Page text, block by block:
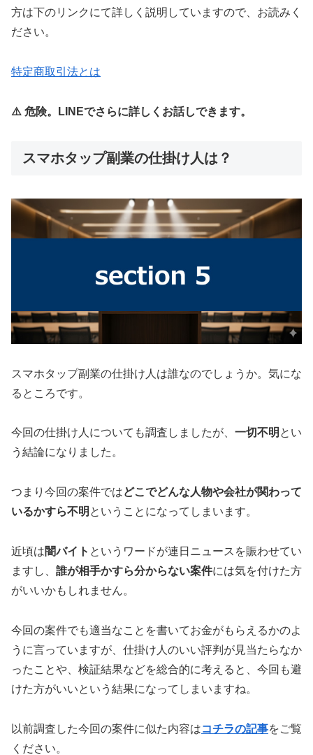
方は下のリンクにて詳しく説明していますので、お読みく
ださい。
特定商取引法とは
⚠️ 危険。LINEでさらに詳しくお話しできます。
スマホタップ副業の仕掛け人は？
スマホタップ副業の仕掛け人は誰なのでしょうか。気にな
るところです。
今回の仕掛け人についても調査しましたが、 一切不明 とい
う結論になりました。
つまり今回の案件ではどこでどんな人物や会社が関わって
いるかすら不明 ということになってしまいます。
近頃は闇バイト というワードが連日ニュースを賑わせてい
ますし、 誰が相手かすら分からない案件には気を付けた方
がいいかもしれません。
今回の案件でも適当なことを書いてお金がもらえるかのよ
うに言っていますが、仕掛け人のいい評判が見当たらなか
ったことや、検証結果などを総合的に考えると、今回も避
けた方がいいという結果になってしまいますね。
以前調査した今回の案件に似た内容はコチラの記事をご覧
ください。